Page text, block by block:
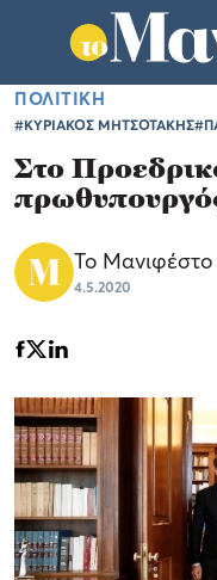
ΠΟΛΙΤΙΚΗ
#ΚΥΡΙΑΚΟΣ ΜΗΤΣΟΤΑΚΗΣ
Στο
Το
4.5.2020